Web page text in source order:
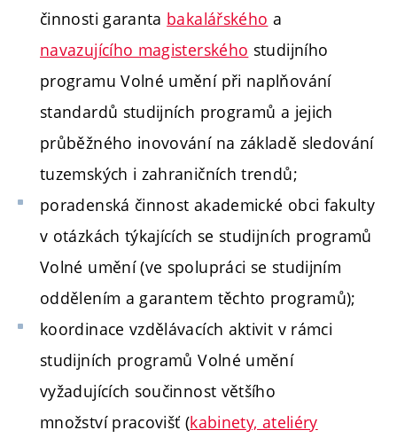
činnosti garanta bakalářského a
navazujícího magisterského studijního
programu Volné umění při naplňování
standardů studijních programů a jejich
průběžného inovování na základě sledování
tuzemských i zahraničních trendů;
poradenská činnost akademické obci fakulty
v otázkách týkajících se studijních programů
Volné umění (ve spolupráci se studijním
oddělením a garantem těchto programů);
koordinace vzdělávacích aktivit v rámci
studijních programů Volné umění
vyžadujících součinnost většího
množství pracovišť (kabinety, ateliéry